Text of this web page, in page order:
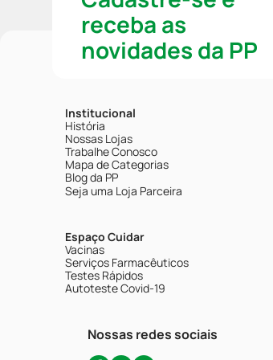
receba as
novidades da PP
Institucional
História
Nossas Lojas
Trabalhe Conosco
Mapa de Categorias
Blog da PP
Seja uma Loja Parceira
Espaço Cuidar
Vacinas
Serviços Farmacêuticos
Testes Rápidos
Autoteste Covid-19
Nossas redes sociais